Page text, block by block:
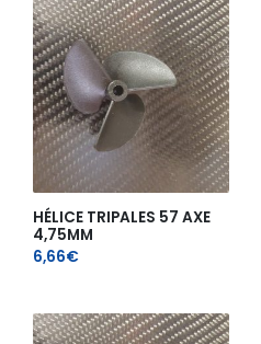
HÉLICE TRIPALES 57 AXE
4,75MM
6,66€